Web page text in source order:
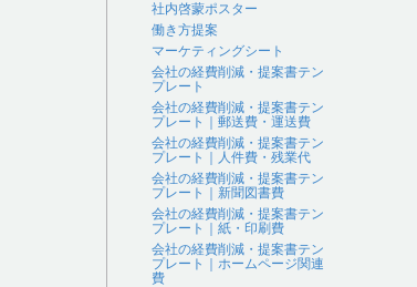
社内啓蒙ポスター
働き方提案
マーケティングシート
会社の経費削減・提案書テン
プレート
会社の経費削減・提案書テン
プレート｜郵送費・運送費
会社の経費削減・提案書テン
プレート｜人件費・残業代
会社の経費削減・提案書テン
プレート｜新聞図書費
会社の経費削減・提案書テン
プレート｜紙・印刷費
会社の経費削減・提案書テン
プレート｜ホームページ関連
費